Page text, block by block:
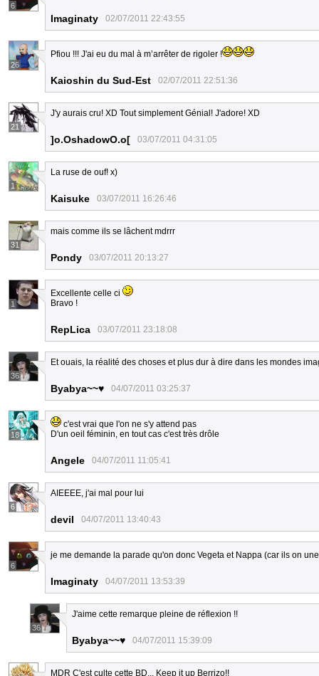
6
Imaginaty 02/07/2011 22:43:55
26
Pfiou !!! J'ai eu du mal à m’arrêter de rigoler !
Kaioshin du Sud-Est 02/07/2011 22:51:36
21
J'y aurais cru! XD Tout simplement Génial! J'adore! XD
]o.OshadowO.o[ 03/07/2011 04:31:05
1
La ruse de ouf! x)
Kaisuke 03/07/2011 16:26:46
31
mais comme ils se lâchent mdrrr
Pondy 03/07/2011 20:13:27
1
Excellente celle ci
Bravo !
RepLica 03/07/2011 23:18:08
36
Et ouais, la réalité des choses et plus dur à dire dans les mondes
Byabya~~♥ 04/07/2011 03:25:37
18
c'est vrai que l'on ne s'y attend pas
D'un oeil féminin, en tout cas c'est très drôle
Angele 04/07/2011 11:05:41
6
AIEEEE, j'ai mal pour lui
devil 04/07/2011 13:40:43
6
je me demande la parade qu'on donc Vegeta et Nappa (car ils on
Imaginaty 04/07/2011 13:53:39
36
J'aime cette remarque pleine de réflexion !!
Byabya~~♥ 04/07/2011 15:39:09
MDR C'est culte cette BD... Keep it up Berrizo!!